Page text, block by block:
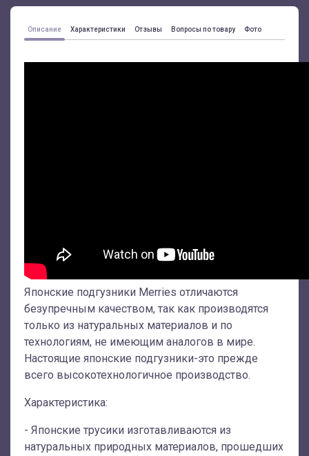
Описание Характеристики Отзывы Вопросы по товару Фото
Японские подгузники Merries отличаются
безупречным качеством, так как производятся
только из натуральных материалов и по
технологиям, не имеющим аналогов в мире.
Настоящие японские подгузники-это прежде
всего высокотехнологичное производство.
Характеристика:
- Японские трусики изготавливаются из
натуральных природных материалов, прошедших